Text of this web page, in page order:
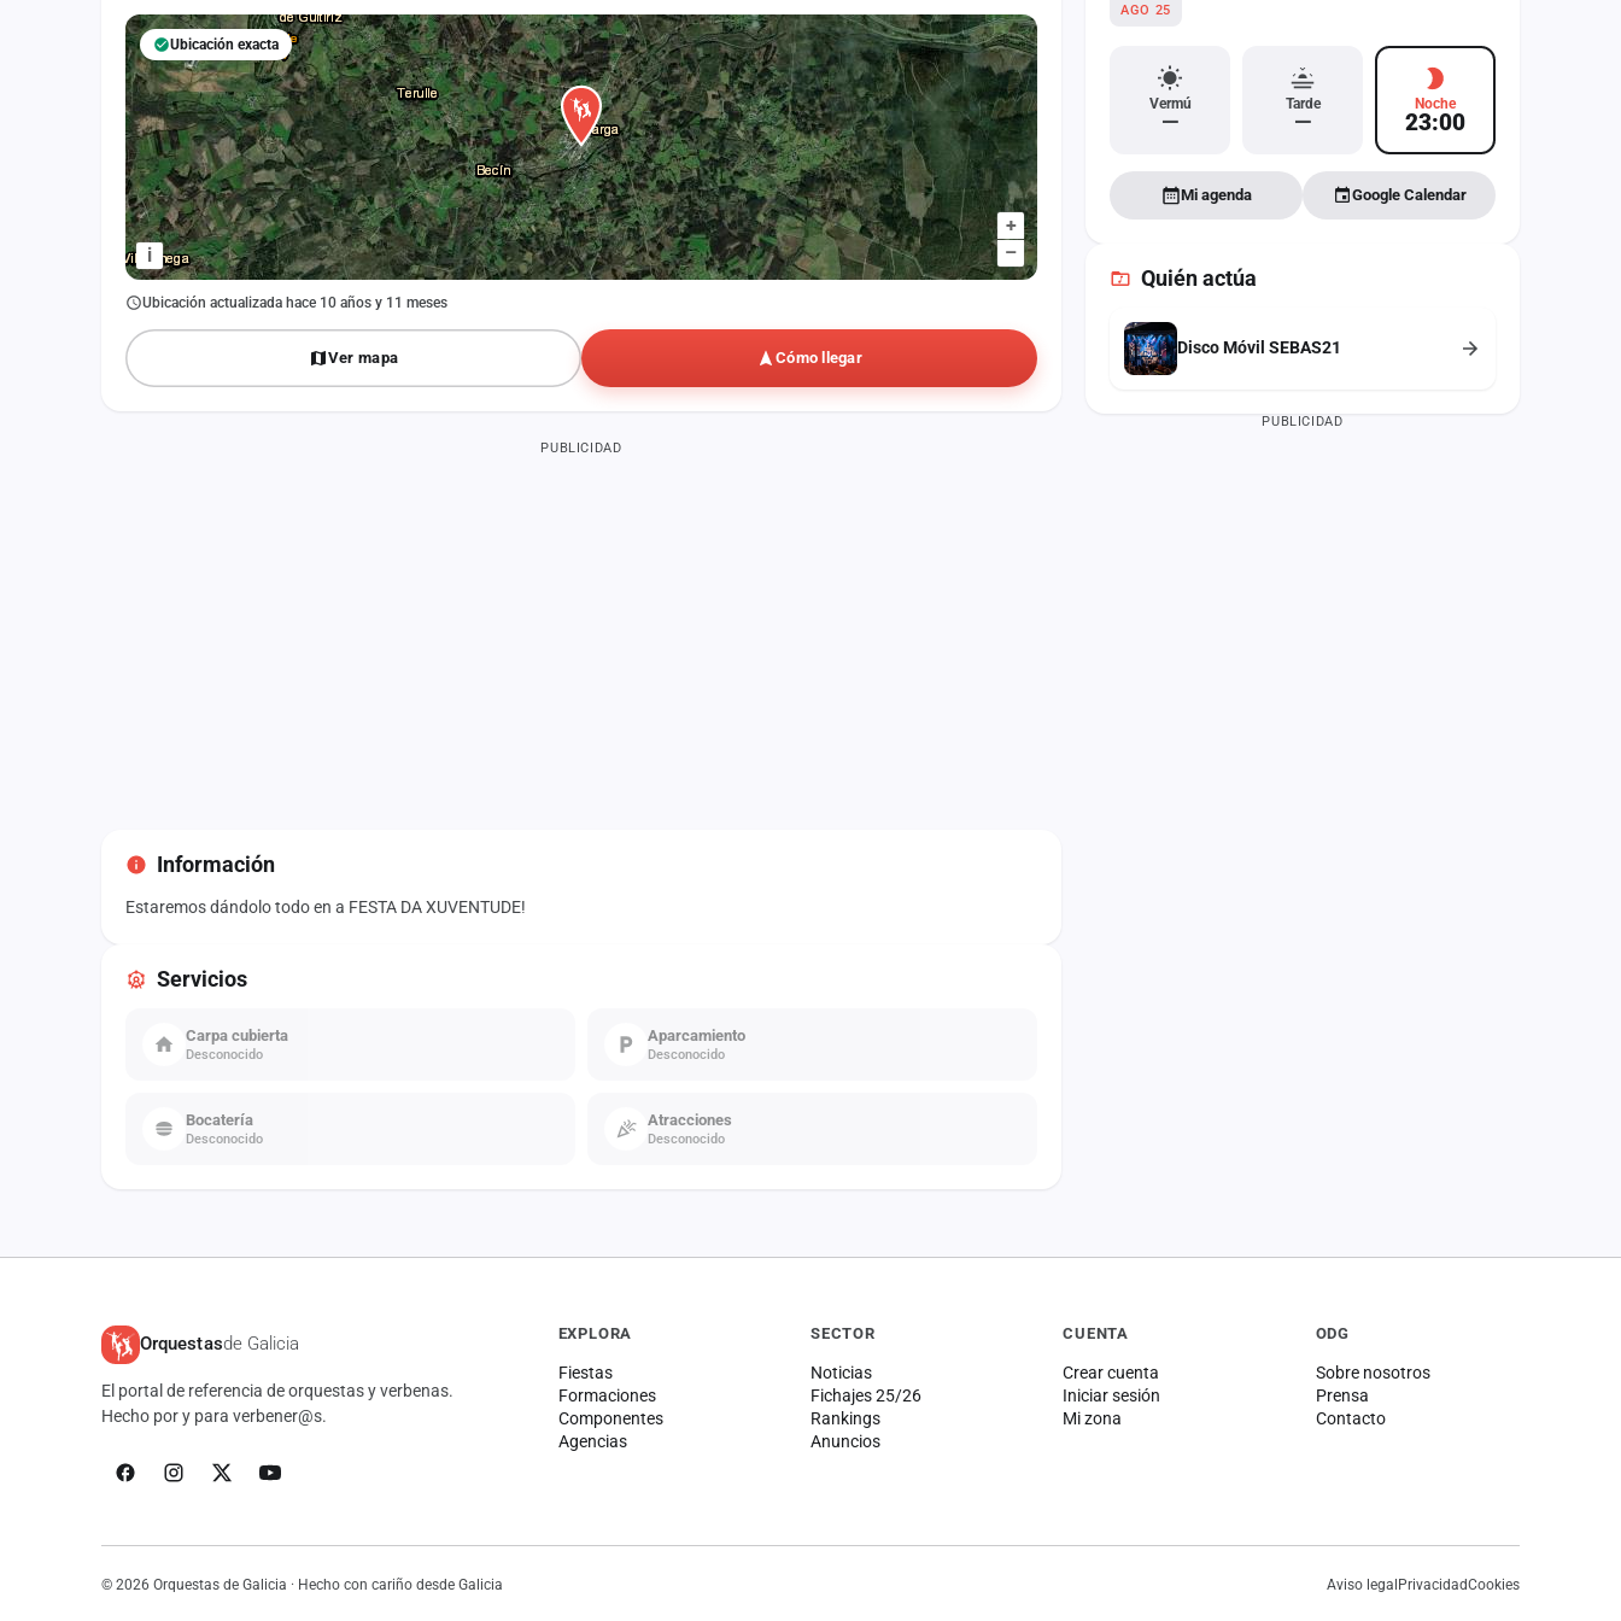
+
–
i
Ubicación exacta
Ubicación actualizada hace 10 años y 11 meses
Ver mapa Cómo llegar
PUBLICIDAD
Información
Estaremos dándolo todo en a FESTA DA XUVENTUDE!
Servicios
Carpa cubierta
Desconocido
Aparcamiento
Desconocido
Bocatería
Desconocido
Atracciones
Desconocido
AGO 25
Vermú
—
Tarde
—
Noche
23:00
Mi agenda Google Calendar
Quién actúa
Disco Móvil SEBAS21
PUBLICIDAD
Orquestasde Galicia
El portal de referencia de orquestas y verbenas.
Hecho por y para verbener@s.
EXPLORA
Fiestas
Formaciones
Componentes
Agencias
SECTOR
Noticias
Fichajes 25/26
Rankings
Anuncios
CUENTA
Crear cuenta
Iniciar sesión
Mi zona
ODG
Sobre nosotros
Prensa
Contacto
© 2026 Orquestas de Galicia · Hecho con cariño desde Galicia Aviso legalPrivacidadCookies
Iniciar sesión
Crear cuenta
Administración